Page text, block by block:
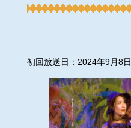
初回放送日：2024年9月8日